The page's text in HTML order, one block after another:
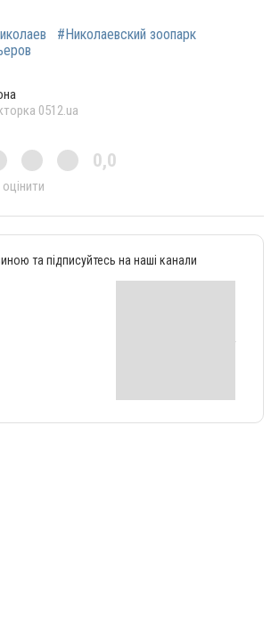
#Николаевский зоопарк
0512.ua
0,0
та підписуйтесь на наші канали